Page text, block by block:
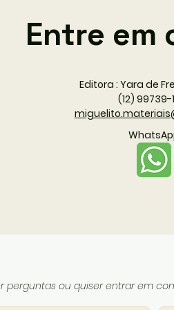
Entre em
Editora : Yara de
(12) 99739-
perguntas ou quiser entrar em